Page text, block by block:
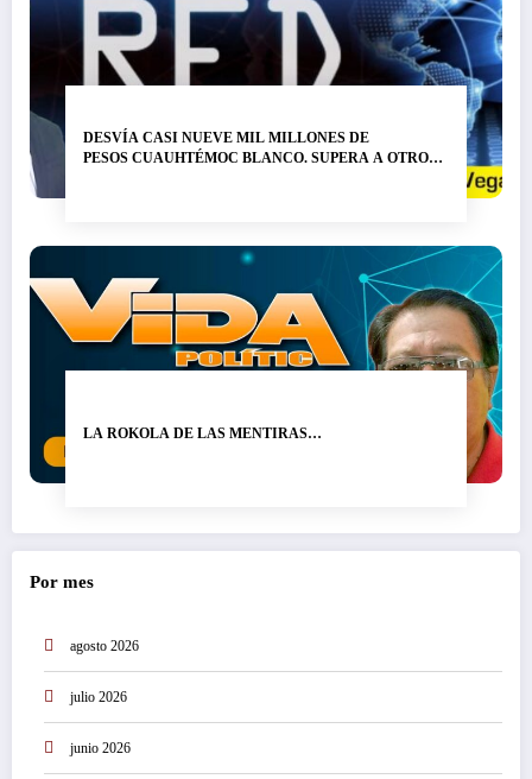
DESVÍA CASI NUEVE MIL MILLONES DE
PESOS CUAUHTÉMOC BLANCO. SUPERA A OTRO
LA ROKOLA DE LAS MENTIRAS…
Por mes
agosto 2026
julio 2026
junio 2026